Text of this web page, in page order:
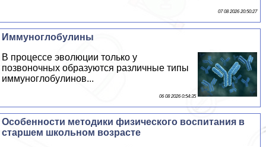
07 08 2026 20:50:27
Иммуноглобулины
В процессе эволюции только у
позвоночных образуются различные типы
иммуноглобулинов...
06 08 2026 0:54:35
Особенности методики физического воспитания в
старшем школьном возрасте